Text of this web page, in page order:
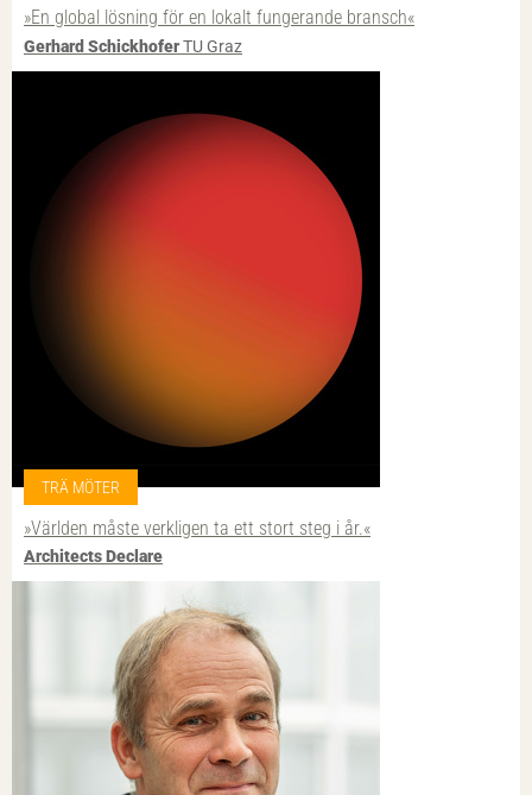
»En global lösning för en lokalt fungerande bransch«
Gerhard SchickhoferTU Graz
TRÄ MÖTER
»Världen måste verkligen ta ett stort steg i år.«
Architects Declare